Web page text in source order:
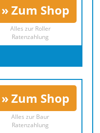
Zum Shop
Alles zur Roller
Ratenzahlung
Zum Shop
Alles zur Baur
Ratenzahlung